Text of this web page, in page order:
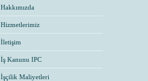
Hakkımızda
Hizmetlerimiz
İletişim
İş Kanunu IPC
İşçilik Maliyetleri